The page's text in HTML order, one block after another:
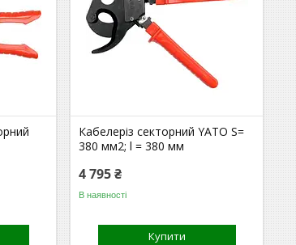
Кабелеріз секторний YATO S=
380 мм2; l = 380 мм
4 795 ₴
В наявності
Купити